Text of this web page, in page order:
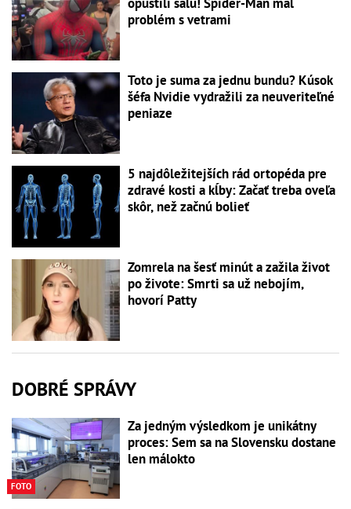
problém s vetrami
Toto je suma za jednu bundu? Kúsok
šéfa Nvidie vydražili za neuveriteľné
peniaze
5 najdôležitejších rád ortopéda pre
zdravé kosti a kĺby: Začať treba oveľa
skôr, než začnú bolieť
Zomrela na šesť minút a zažila život
po živote: Smrti sa už nebojím,
hovorí Patty
DOBRÉ SPRÁVY
FOTO
Za jedným výsledkom je unikátny
proces: Sem sa na Slovensku dostane
len málokto